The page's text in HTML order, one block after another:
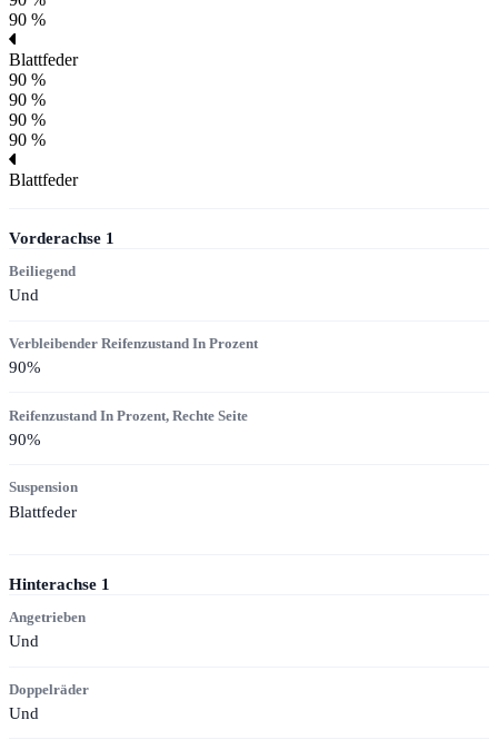
90 %
Blattfeder
90 %
90 %
90 %
90 %
Blattfeder
Vorderachse 1
Beiliegend
Und
Verbleibender Reifenzustand In Prozent
90%
Reifenzustand In Prozent, Rechte Seite
90%
Suspension
Blattfeder
Hinterachse 1
Angetrieben
Und
Doppelräder
Und